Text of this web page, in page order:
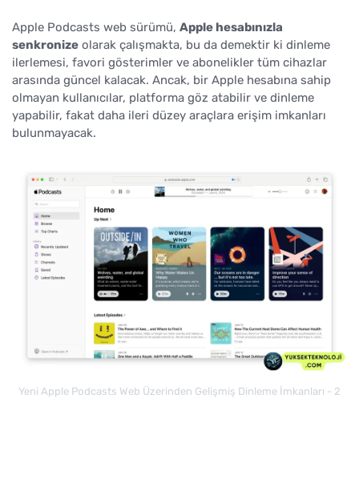
Apple Podcasts web sürümü, Apple hesabınızla
senkronize olarak çalışmakta, bu da demektir ki dinleme
ilerlemesi, favori gösterimler ve abonelikler tüm cihazlar
arasında güncel kalacak. Ancak, bir Apple hesabına sahip
olmayan kullanıcılar, platforma göz atabilir ve dinleme
yapabilir, fakat daha ileri düzey araçlara erişim imkanları
bulunmayacak.
Yeni Apple Podcasts Web Üzerinden Gelişmiş Dinleme İmkanları - 2